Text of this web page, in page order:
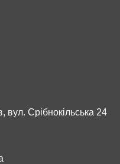
вул. Срібнокільська 24